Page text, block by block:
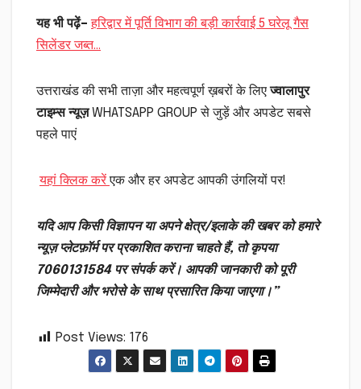
यह भी पढ़ें– हरिद्वार में पूर्ति विभाग की बड़ी कार्रवाई 5 घरेलू गैस
सिलेंडर जब्त…
उत्तराखंड की सभी ताज़ा और महत्वपूर्ण ख़बरों के लिएज्वालापुर
टाइम्स न्यूज़WHATSAPP GROUP से जुड़ें और अपडेट सबसे
पहले पाएं
यहां क्लिक करेंएक और हर अपडेट आपकी उंगलियों पर!
यदि आप किसी विज्ञापन या अपने क्षेत्र/इलाके की खबर को हमारे
न्यूज़ प्लेटफ़ॉर्म पर प्रकाशित कराना चाहते हैं, तो कृपया
7060131584 पर संपर्क करें। आपकी जानकारी को पूरी
जिम्मेदारी और भरोसे के साथ प्रसारित किया जाएगा।”
Post Views: 176